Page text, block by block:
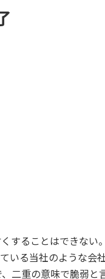
することはできない
いる当社のような会
二重の意味で脆弱と